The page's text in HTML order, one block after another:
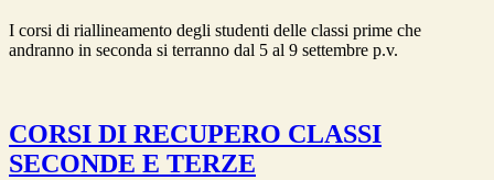
I corsi di riallineamento degli studenti delle classi prime che
andranno in seconda si terranno dal 5 al 9 settembre p.v.
CORSI DI RECUPERO CLASSI
SECONDE E TERZE